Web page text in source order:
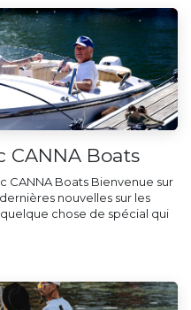
CANNA Boats
CANNA Boats Bienvenue sur
nouvelles sur les
chose de spécial qui